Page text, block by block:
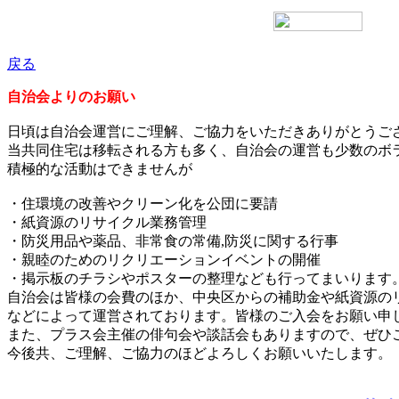
戻る
自治会よりのお願い
日頃は自治会運営にご理解、ご協力をいただきありがとうご
当共同住宅は移転される方も多く、自治会の運営も少数のボ
積極的な活動はできませんが
・住環境の改善やクリーン化を公団に要請
・紙資源のリサイクル業務管理
・防災用品や薬品、非常食の常備,防災に関する行事
・親睦のためのリクリエーションイベントの開催
・掲示板のチラシやポスターの整理なども行ってまいります
自治会は皆様の会費のほか、中央区からの補助金や紙資源の
などによって運営されております。皆様のご入会をお願い申
また、プラス会主催の俳句会や談話会もありますので、ぜひ
今後共、ご理解、ご協力のほどよろしくお願いいたします。